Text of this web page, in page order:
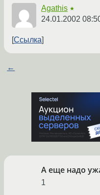
Agathis ★
24.01.2002
Ссылка
←
А еще надо
1